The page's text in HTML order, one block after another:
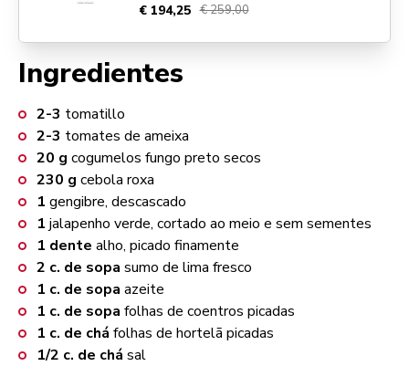
Ingredientes
2-3 tomatillo
2-3 tomates de ameixa
20 g cogumelos fungo preto secos
230 g cebola roxa
1 gengibre, descascado
1 jalapenho verde, cortado ao meio e sem sementes
1 dente alho, picado finamente
2 c. de sopa sumo de lima fresco
1 c. de sopa azeite
1 c. de sopa folhas de coentros picadas
1 c. de chá folhas de hortelã picadas
1/2 c. de chá sal
€ 194,25 € 259,00